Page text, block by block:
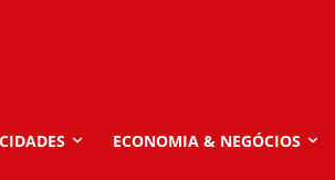
CIDADES ECONOMIA & NEGÓCIOS